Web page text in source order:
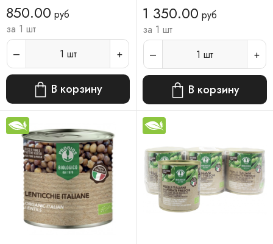
850.00 руб
за 1 шт
1 шт
В корзину
1 350.00 руб
за 1 шт
1 шт
В корзину